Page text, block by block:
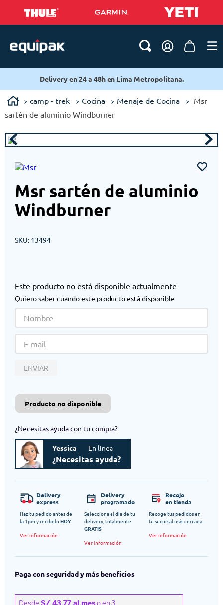
Delivery en 24 a 48h en Lima Metropolitana.
camp - trek Cocina Menaje de Cocina
Msr
sartén de aluminio Windburner
Msr sartén de aluminio
Windburner
SKU: 13494
Este producto no está disponible actualmente
Quiero saber cuando este producto está disponible
ENVIAR
Producto no disponible
¿Necesitas ayuda con tu compra?
Yessica En linea
¿Necesitas ayuda?
Delivery
express
Haz tu pedido antes de
la 1pm y recibeloHOY
Ver información
Delivery
programado
Selecciona el dia de tu
delivery, totalmente
GRATIS
Ver información
Recojo
en tienda
Recoge tus pedidos en
tu sucursal más cercana
Ver información
Paga con seguridad y más beneficios